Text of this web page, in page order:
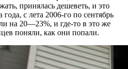
принялась дешеветь, и это
с лета 2006-го по сентябрь
на 20—23%, и где-то в это же
поняли, как они попали.